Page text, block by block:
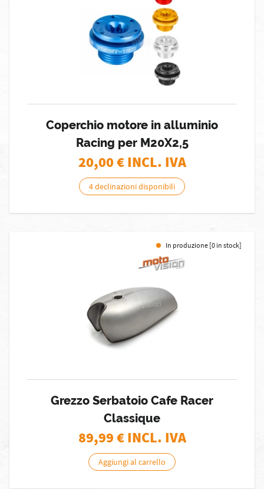
Coperchio motore in alluminio
Racing per M20X2,5
20,00€ INCL. IVA
4 declinazioni disponibili
In produzione [0 in stock]
Grezzo Serbatoio Cafe Racer
Classique
89,99€ INCL. IVA
Aggiungi al carrello